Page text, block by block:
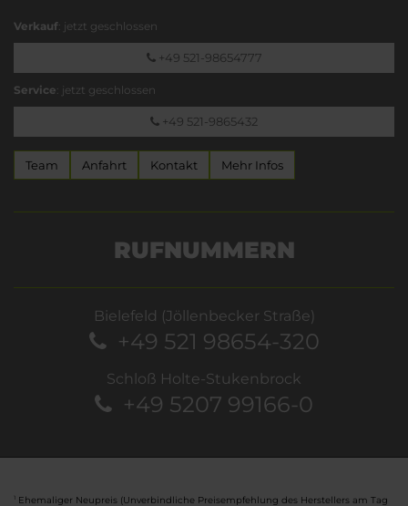
Verkauf: jetzt geschlossen
+49 521-98654777
Service: jetzt geschlossen
+49 521-9865432
Team Anfahrt Kontakt Mehr Infos
RUFNUMMERN
Bielefeld (Jöllenbecker Straße)
+49 521 98654-320
Schloß Holte-Stukenbrock
+49 5207 99166-0
Ehemaliger Neupreis (Unverbindliche Preisempfehlung des Herstellers am Tag